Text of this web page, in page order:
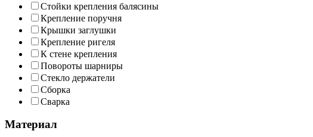
Стойки крепления балясины
Крепление поручня
Крышки заглушки
Крепление ригеля
К стене крепления
Повороты шарниры
Стекло держатели
Сборка
Сварка
Материал